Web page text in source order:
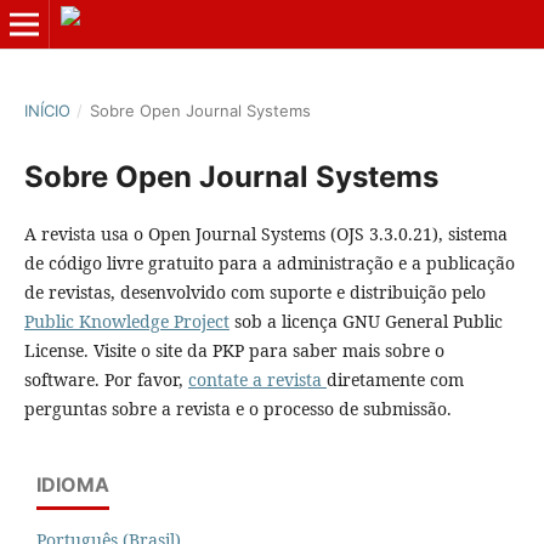
INÍCIO / Sobre Open Journal Systems
Sobre Open Journal Systems
A revista usa o Open Journal Systems (OJS 3.3.0.21), sistema
de código livre gratuito para a administração e a publicação
de revistas, desenvolvido com suporte e distribuição pelo
Public Knowledge Projectsob a licença GNU General Public
License. Visite o site da PKP para saber mais sobre o
software. Por favor, contate a revista diretamente com
perguntas sobre a revista e o processo de submissão.
IDIOMA